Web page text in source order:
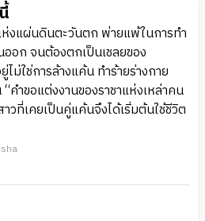
งแผ่นดินตะวันตก พ่ายแพ้ในการทำ
ก จนต้องตกเป็นเชลยของ
ม่ใช่การล้างแค้น ทำร้ายร่างกาย
คำขอแต่งงานของราชาแห่งเหล่าคน
วที่เคยเป็นคู่แค้นจึงได้เริ่มต้นใช้ชีวิต